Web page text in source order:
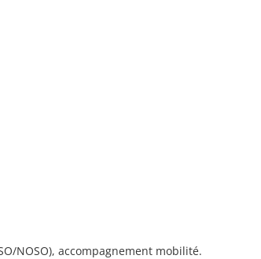
NOSO), accompagnement mobilité.